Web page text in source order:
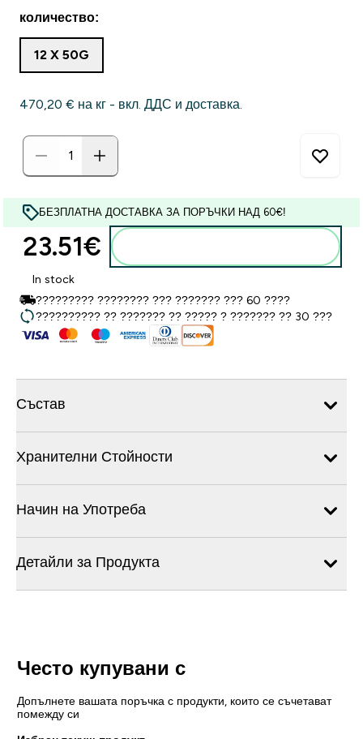
количество:
12 X 50G
470,20 €‎ на кг - вкл. ДДС и доставка.
БЕЗПЛАТНА ДОСТАВКА ЗА ПОРЪЧКИ НАД 60€!
23.51€‎
In stock
????????? ???????? ??? ??????? ??? 60 ????
?????????? ?? ??????? ?? ????? ? ??????? ?? 30 ???
Състав
Хранителни Стойности
Начин на Употреба
Детайли за Продукта
Често купувани с
Допълнете вашата поръчка с продукти, които се съчетават
помежду си